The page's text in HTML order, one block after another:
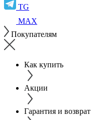
TG
MAX
Покупателям
Как купить
Акции
Гарантия и возврат